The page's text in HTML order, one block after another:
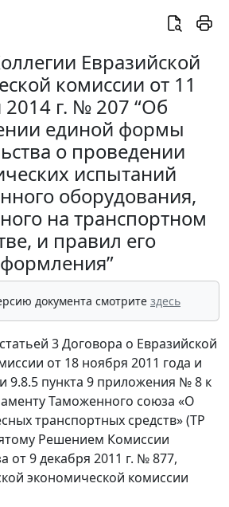
Евразийской
комиссии от 11
2014 г. № 207 “Об
единой формы
о проведении
испытаний
оборудования,
на транспортном
и правил его
документа смотрите здесь
3 Договора о Евразийской
от 18 ноября 2011 года и
9.8.5 пункта 9 приложения № 8 к
Таможенного союза «О
транспортных средств» (ТР
Решением Комиссии
от 9 декабря 2011 г. № 877,
экономической комиссии